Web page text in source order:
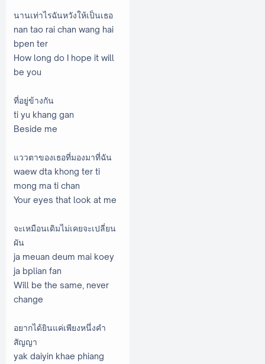
นานเท่าไรฉันหวังให้เป็นเธอ
nan tao rai chan wang hai
bpen ter
How long do I hope it will
be you
ที่อยู่ข้างกัน
ti yu khang gan
Beside me
แววตาของเธอที่มองมาที่ฉัน
waew dta khong ter ti
mong ma ti chan
Your eyes that look at me
จะเหมือนเดิมไม่เคยจะเปลี่ยน
ผัน
ja meuan deum mai koey
ja bplian fan
Will be the same, never
change
อยากได้ยินแค่เพียงหนึ่งคำ
สัญญา
yak daiyin khae phiang